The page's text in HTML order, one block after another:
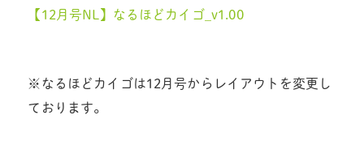
【12月号NL】なるほどカイゴ_v1.00
※なるほどカイゴは12月号からレイアウトを変更し
ております。